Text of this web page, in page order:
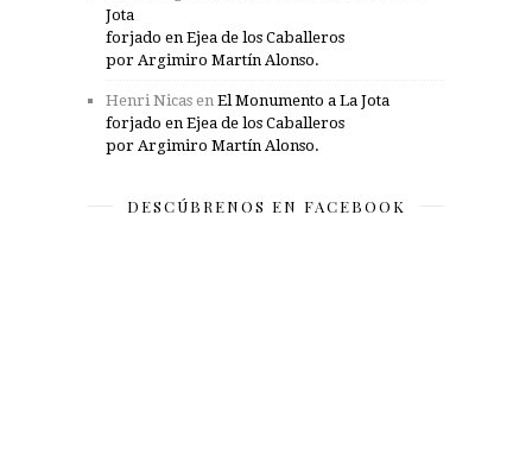
Jota
forjado en Ejea de los Caballeros
por Argimiro Martín Alonso.
Henri Nicas en El Monumento a La Jota
forjado en Ejea de los Caballeros
por Argimiro Martín Alonso.
DESCÚBRENOS EN FACEBOOK